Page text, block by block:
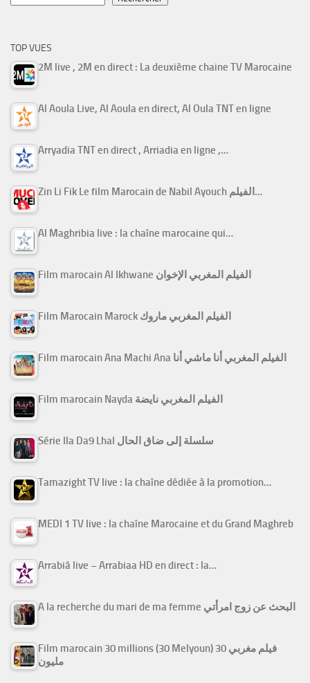
TOP VUES
2M live , 2M en direct : La deuxième chaine TV Marocaine
Al Aoula Live, Al Aoula en direct, Al Oula TNT en ligne
Arryadia TNT en direct , Arriadia en ligne ,…
Zin Li Fik Le film Marocain de Nabil Ayouch الفيلم…
Al Maghribia live : la chaîne marocaine qui…
Film marocain Al Ikhwane الفيلم المغربي الإخوان
Film Marocain Marock الفيلم المغربي ماروك
Film marocain Ana Machi Ana الفيلم المغربي أنا ماشي أنا
Film marocain Nayda الفيلم المغربي نايضة
Série Ila Da9 Lhal سلسلة إلى ضاق الحال
Tamazight TV live : la chaîne dédiée à la promotion…
MEDI 1 TV live : la chaîne Marocaine et du Grand Maghreb
Arrabiâ live – Arrabiaa HD en direct : la…
A la recherche du mari de ma femme البحث عن زوج امرأتي
Film marocain 30 millions (30 Melyoun) فيلم مغربي 30
مليون